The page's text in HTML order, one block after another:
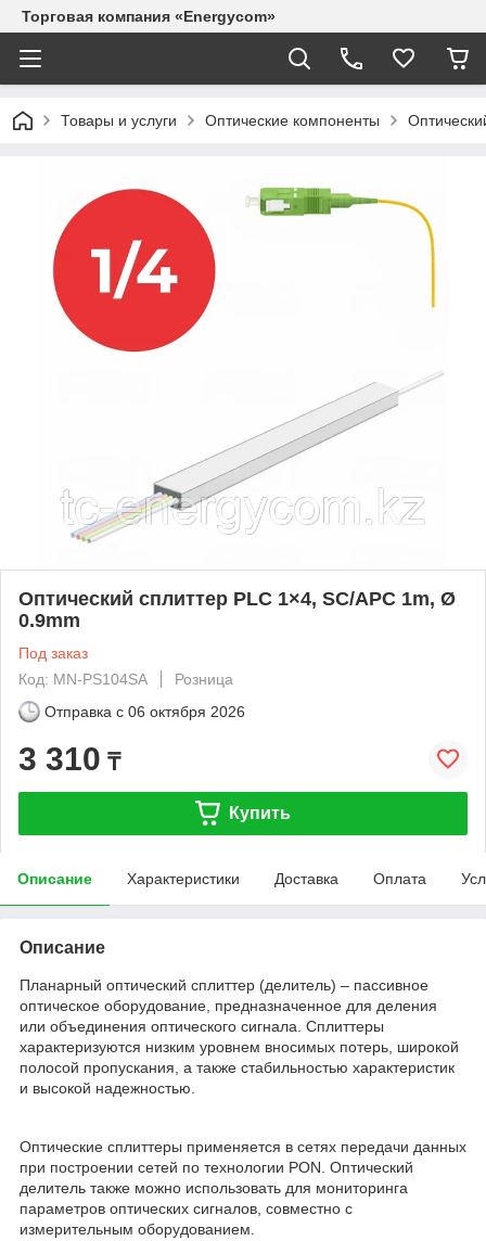
Торговая компания «Energycom»
Товары и услуги Оптические компоненты
Оптический cплиттер PLC 1×4, SC/APC 1m, Ø
0.9mm
Под заказ
Код: MN-PS104SA
Розница
Отправка с 06 октября 2026
3 310 ₸
Купить
Описание Характеристики Доставка Оплата
Описание
Планарный оптический сплиттер (делитель) – пассивное
оптическое оборудование, предназначенное для деления
или объединения оптического сигнала. Сплиттеры
характеризуются низким уровнем вносимых потерь, широкой
полосой пропускания, а также стабильностью характеристик
и высокой надежностью.
Оптические сплиттеры применяется в сетях передачи данных
при построении сетей по технологии PON. Оптический
делитель также можно использовать для мониторинга
параметров оптических сигналов, совместно с
измерительным оборудованием.